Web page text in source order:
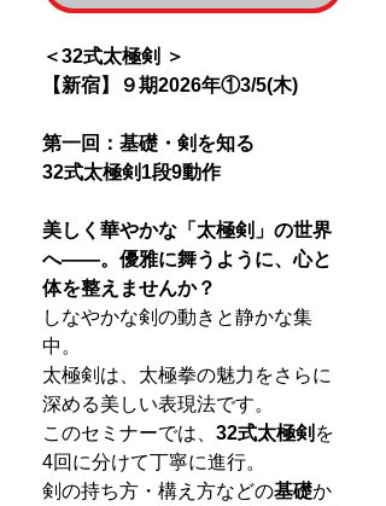
＜32式太極剣 ＞
【新宿】９期2026年①3/5(木)
第一回：基礎・剣を知る
32式太極剣1段9動作
美しく華やかな「太極剣」の世界
へ――。優雅に舞うように、心と
体を整えませんか？
しなやかな剣の動きと静かな集
中。
太極剣は、太極拳の魅力をさらに
深める美しい表現法です。
このセミナーでは、 32式太極剣 を
4回に分けて丁寧に進行。
剣の持ち方・構え方などの基礎か